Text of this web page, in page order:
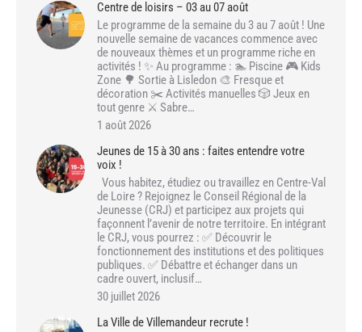
Centre de loisirs – 03 au 07 août
Le programme de la semaine du 3 au 7 août ! Une
nouvelle semaine de vacances commence avec
de nouveaux thèmes et un programme riche en
activités ! ✨ Au programme : 🏊 Piscine 🎮 Kids
Zone 🌳 Sortie à Lisledon 🎨 Fresque et
décoration ✂️ Activités manuelles 🎲 Jeux en
tout genre ⚔️ Sabre…
1 août 2026
Jeunes de 15 à 30 ans : faites entendre votre
voix !
Vous habitez, étudiez ou travaillez en Centre-Val
de Loire ? Rejoignez le Conseil Régional de la
Jeunesse (CRJ) et participez aux projets qui
façonnent l’avenir de notre territoire. En intégrant
le CRJ, vous pourrez : ✅ Découvrir le
fonctionnement des institutions et des politiques
publiques. ✅ Débattre et échanger dans un
cadre ouvert, inclusif…
30 juillet 2026
La Ville de Villemandeur recrute !